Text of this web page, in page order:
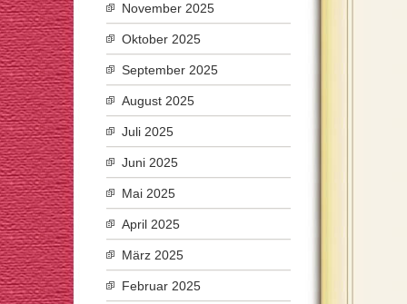
November 2025
Oktober 2025
September 2025
August 2025
Juli 2025
Juni 2025
Mai 2025
April 2025
März 2025
Februar 2025